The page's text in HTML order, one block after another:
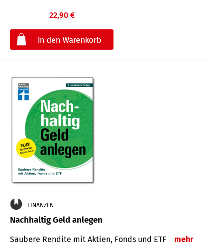
22,90 €
FINANZEN
Nachhaltig Geld anlegen
Saubere Rendite mit Aktien, Fonds und ETF mehr